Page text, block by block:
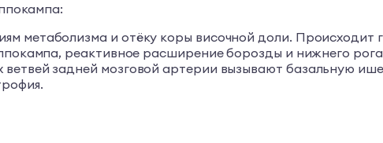
метаболизма и отёку коры височной доли. Происходит
реактивное расширение борозды и нижнего
задней мозговой артерии вызывают базальную